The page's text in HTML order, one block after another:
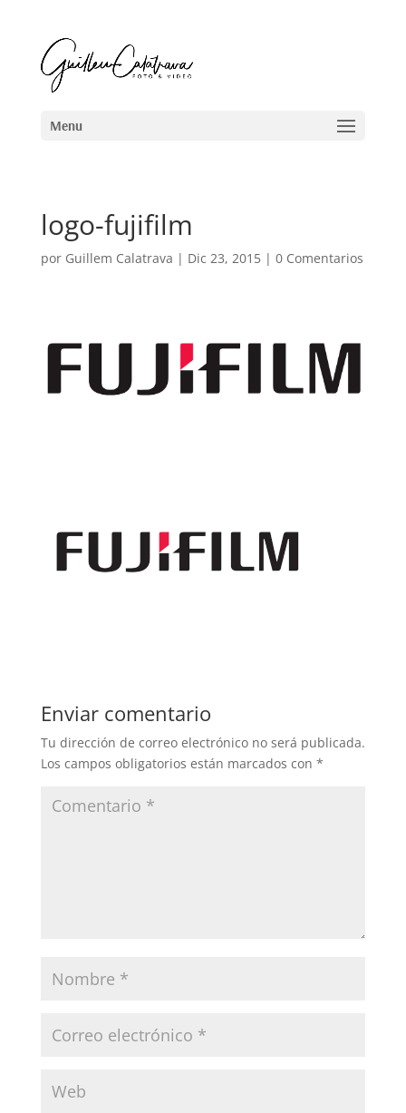
logo-fujifilm
por Guillem Calatrava | Dic 23, 2015| 0 Comentarios
Enviar comentario
Tu dirección de correo electrónico no será publicada.
Los campos obligatorios están marcados con *